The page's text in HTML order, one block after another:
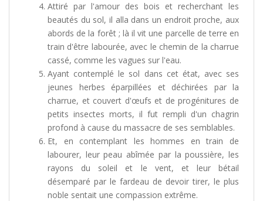
Attiré par l'amour des bois et recherchant les
beautés du sol, il alla dans un endroit proche, aux
abords de la forêt ; là il vit une parcelle de terre en
train d'être labourée, avec le chemin de la charrue
cassé, comme les vagues sur l'eau.
Ayant contemplé le sol dans cet état, avec ses
jeunes herbes éparpillées et déchirées par la
charrue, et couvert d'œufs et de progénitures de
petits insectes morts, il fut rempli d'un chagrin
profond à cause du massacre de ses semblables.
Et, en contemplant les hommes en train de
labourer, leur peau abîmée par la poussière, les
rayons du soleil et le vent, et leur bétail
désemparé par le fardeau de devoir tirer, le plus
noble sentait une compassion extrême.